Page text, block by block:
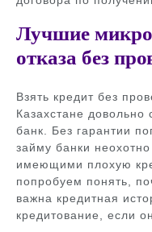
Лучшие
отказа без
Взять кредит без
Казахстане
банк. Без гарантии
займу банки
имеющими плохую
попробуем понять,
важна кредитная
кредитование, если